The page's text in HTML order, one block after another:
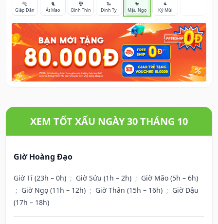
🐅
Giáp Dần
🐈
Ất Mão
🐉
Bính Thìn
🐍
Đinh Tỵ
🐎
Mậu Ngọ
🐐
Kỷ Mùi
XEM TỐT XẤU NGÀY 30 THÁNG 10
Giờ Hoàng Đạo
Giờ Tí (23h – 0h) ; Giờ Sửu (1h – 2h) ; Giờ Mão (5h – 6h)
; Giờ Ngọ (11h – 12h) ; Giờ Thân (15h – 16h) ; Giờ Dậu
(17h – 18h)